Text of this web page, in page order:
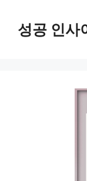
성공 인사